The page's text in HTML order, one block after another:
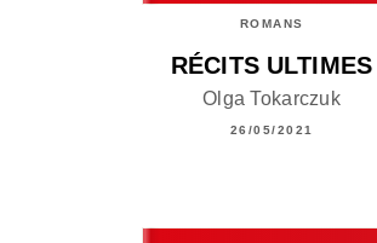
ROMANS
RÉCITS ULTIMES
Olga Tokarczuk
26/05/2021